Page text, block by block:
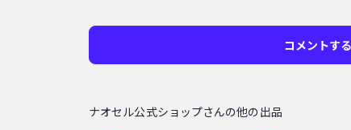
コメントする
ナオセル公式ショップさんの他の出品